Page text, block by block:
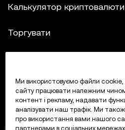
Калькулятор криптовалюти
Торгувати
Ми використовуємо файли
сайту працювати належним
контент і рекламу, надавати
аналізувати наш трафік. Ми
про використання вами нашого
партнерами в соціальних мережах,